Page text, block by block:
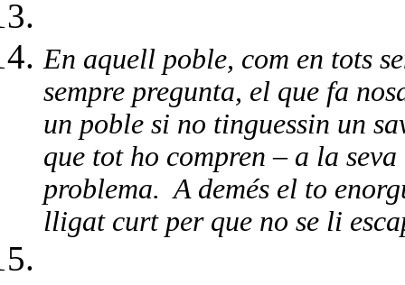
En aquell poble, com en tots
sempre pregunta, el que fa
un poble si no tinguessin un
que tot ho compren – a la
problema. A demés el to
lligat curt per que no se li